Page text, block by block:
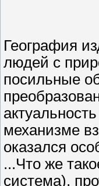
География
людей с
посильные
механизме
оказался
...Что же
система),